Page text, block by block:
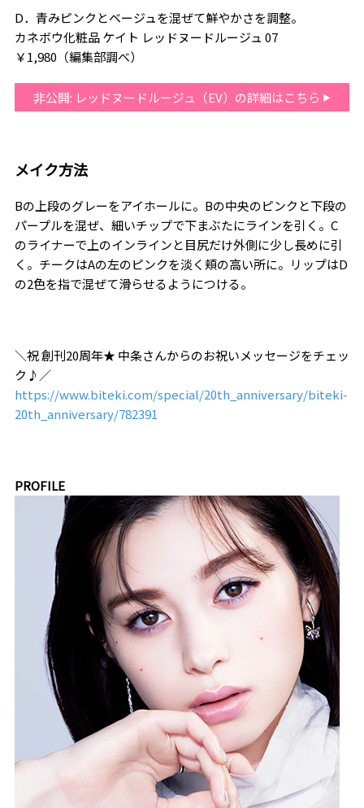
D．青みピンクとベージュを混ぜて鮮やかさを調整。
カネボウ化粧品 ケイト レッドヌードルージュ 07
￥1,980（編集部調べ）
非公開: レッドヌードルージュ（EV）の詳細はこちら
メイク方法
Bの上段のグレーをアイホールに。Bの中央のピンクと下段の
パープルを混ぜ、細いチップで下まぶたにラインを引く。C
のライナーで上のインラインと目尻だけ外側に少し長めに引
く。チークはAの左のピンクを淡く頬の高い所に。リップはD
の2色を指で混ぜて滑らせるようにつける。
＼祝 創刊20周年★ 中条さんからのお祝いメッセージをチェッ
ク♪／
https://www.biteki.com/special/20th_anniversary/biteki-
20th_anniversary/782391
PROFILE